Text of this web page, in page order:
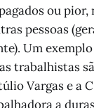
ou
pessoas
Um
trabalhistas
Vargas e a
a